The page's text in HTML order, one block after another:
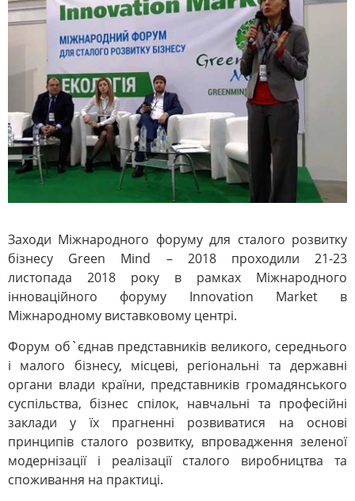
Заходи Міжнародного форуму для сталого розвитку
бізнесу Green Mind – 2018 проходили 21-23
листопада 2018 року в рамках Міжнародного
інноваційного форуму Innovation Market в
Міжнародному виставковому центрі.
Форум об`єднав представників великого, середнього
і малого бізнесу, місцеві, регіональні та державні
органи влади країни, представників громадянського
суспільства, бізнес спілок, навчальні та професійні
заклади у їх прагненні розвиватися на основі
принципів сталого розвитку, впровадження зеленої
модернізації і реалізації сталого виробництва та
споживання на практиці.